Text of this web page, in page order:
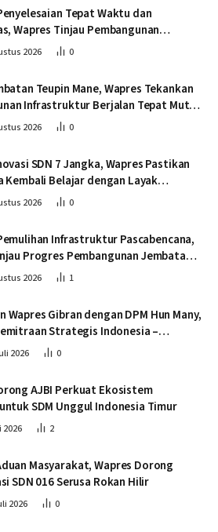
Tepat Waktu dan
Wapres Tinjau Pembangunan
2026 0
Teupin Mane, Wapres Tekankan
Infrastruktur Berjalan Tepat Mutu
Waktu
2026 0
SDN 7 Jangka, Wapres Pastikan
Kembali Belajar dengan Layak
2026 0
Infrastruktur Pascabencana,
Progres Pembangunan Jembatan
Bireuen
2026 1
Wapres Gibran dengan DPM Hun Many,
Strategis Indonesia –
2026 0
AJBI Perkuat Ekosistem
SDM Unggul Indonesia Timur
2026 2
Masyarakat, Wapres Dorong
SDN 016 Serusa Rokan Hilir
2026 0